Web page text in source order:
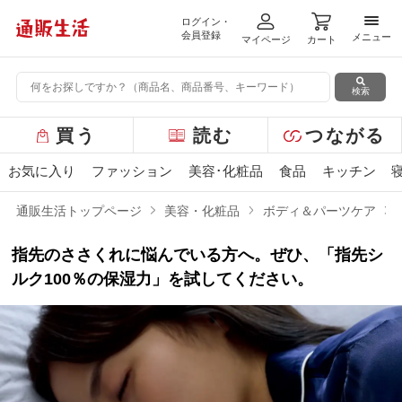
ログイン・
会員登録
マイページ カート
メニ
メニュー
検索
ー
バ
ュ
買う 読む つながる
お気に入り ファッション 美容･化粧品 食品 キッチン
通販生活トップページ 美容・化粧品 ボディ＆パーツケア
指先のささくれに悩んでいる方へ。ぜひ、「指先シ
ルク100％の保湿力」を試してください。